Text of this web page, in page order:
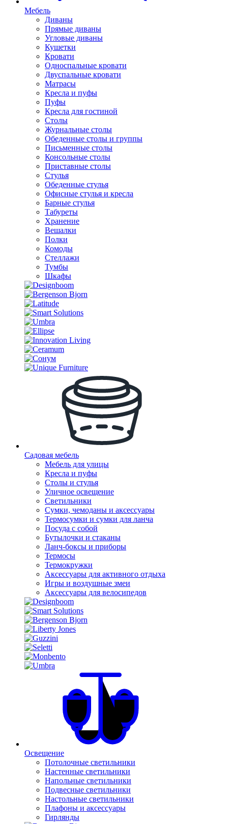
Мебель
Диваны
Прямые диваны
Угловые диваны
Кушетки
Кровати
Односпальные кровати
Двуспальные кровати
Матрасы
Кресла и пуфы
Пуфы
Кресла для гостиной
Столы
Журнальные столы
Обеденные столы и группы
Письменные столы
Консольные столы
Приставные столы
Стулья
Обеденные стулья
Офисные стулья и кресла
Барные стулья
Табуреты
Хранение
Вешалки
Полки
Комоды
Стеллажи
Тумбы
Шкафы
Садовая мебель
Мебель для улицы
Кресла и пуфы
Столы и стулья
Уличное освещение
Светильники
Сумки, чемоданы и аксессуары
Термосумки и сумки для ланча
Посуда с собой
Бутылочки и стаканы
Ланч-боксы и приборы
Термосы
Термокружки
Аксессуары для активного отдыха
Игры и воздушные змеи
Аксессуары для велосипедов
Освещение
Потолочные светильники
Настенные светильники
Напольные светильники
Подвесные светильники
Настольные светильники
Плафоны и аксессуары
Гирлянды